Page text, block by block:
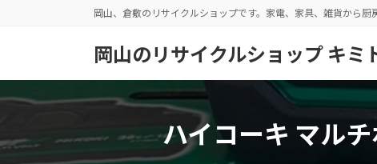
へ
キ
ョ
に
岡山、倉敷のリサイクルショップです。家電、家具、雑貨から厨
岡山のリサイクルショップ キミ
ハイコーキ マル